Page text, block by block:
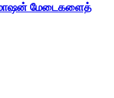
மேடைகளைத்